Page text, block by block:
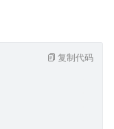
复制代码